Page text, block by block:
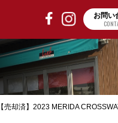
お問い
【売却済】2023 MERIDA